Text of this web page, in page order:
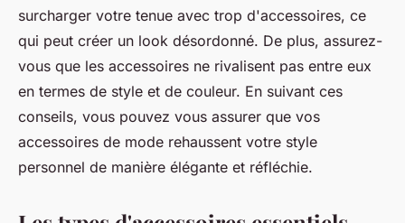
surcharger votre tenue avec trop d'accessoires, ce
qui peut créer un look désordonné. De plus, assurez-
vous que les accessoires ne rivalisent pas entre eux
en termes de style et de couleur. En suivant ces
conseils, vous pouvez vous assurer que vos
accessoires de mode rehaussent votre style
personnel de manière élégante et réfléchie.